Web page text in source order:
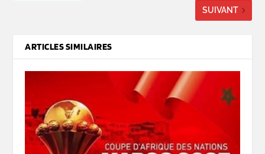
SUIVANT
ARTICLES SIMILAIRES